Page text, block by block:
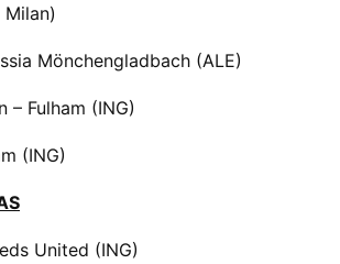
Mönchengladbach (ALE)
– Fulham (ING)
(ING)
United (ING)